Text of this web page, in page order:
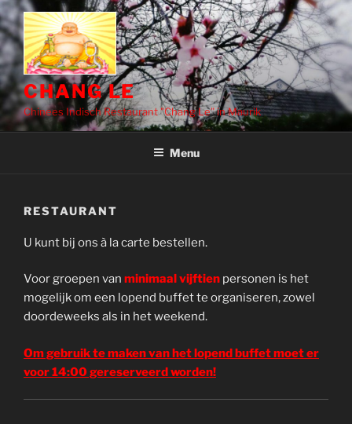
Ga
naar
de
inhoud
CHANG LE
Chinees Indisch Restaurant "Chang Le" in Maurik
Menu
RESTAURANT
U kunt bij ons à la carte bestellen.
Voor groepen van minimaal vijftien personen is het
mogelijk om een lopend buffet te organiseren, zowel
doordeweeks als in het weekend.
Om gebruik te maken van het lopend buffet moet er
voor 14:00 gereserveerd worden!